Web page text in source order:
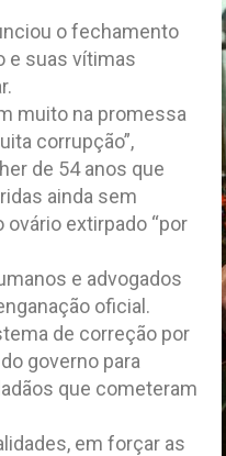
o fechamento
e suas vítimas
muito na promessa
corrupção”,
de 54 anos que
ainda sem
extirpado “por
e advogados
oficial.
de correção por
governo para
que cometeram
em forçar as